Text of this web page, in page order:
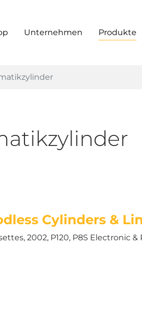
Unternehmen Produkte
Cylinders &
2002, P120, P8S Electronic